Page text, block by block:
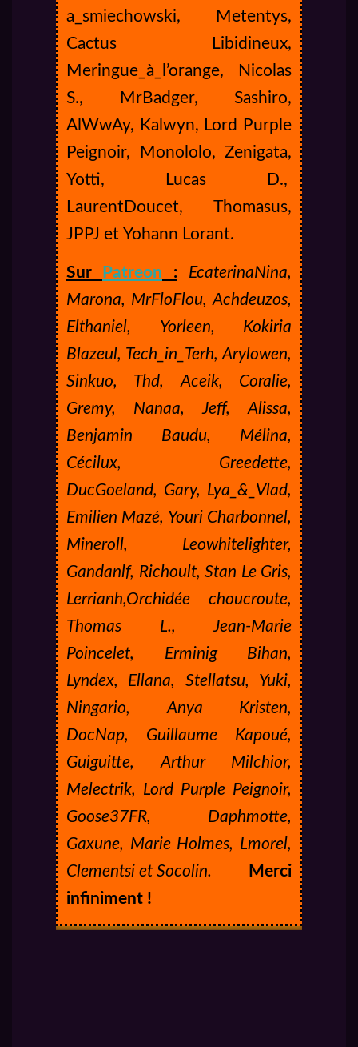
a_smiechowski, Metentys,
Cactus Libidineux,
Meringue_à_l’orange, Nicolas
S., MrBadger, Sashiro,
AlWwAy, Kalwyn, Lord Purple
Peignoir, Monololo, Zenigata,
Yotti, Lucas D.,
LaurentDoucet, Thomasus,
JPPJ et Yohann Lorant.
Sur Patreon :
EcaterinaNina,
Marona, MrFloFlou, Achdeuzos,
Elthaniel, Yorleen, Kokiria
Blazeul, Tech_in_Terh, Arylowen,
Sinkuo, Thd, Aceik, Coralie,
Gremy, Nanaa, Jeff, Alissa,
Benjamin Baudu, Mélina,
Cécilux, Greedette,
DucGoeland, Gary, Lya_&_Vlad,
Emilien Mazé, Youri Charbonnel,
Mineroll, Leowhitelighter,
Gandanlf, Richoult, Stan Le Gris,
Lerrianh,Orchidée choucroute,
Thomas L., Jean-Marie
Poincelet, Erminig Bihan,
Lyndex, Ellana, Stellatsu, Yuki,
Ningario, Anya Kristen,
DocNap, Guillaume Kapoué,
Guiguitte, Arthur Milchior,
Melectrik, Lord Purple Peignoir,
Goose37FR, Daphmotte,
Gaxune, Marie Holmes, Lmorel,
Clementsi et Socolin.
Merci
infiniment !